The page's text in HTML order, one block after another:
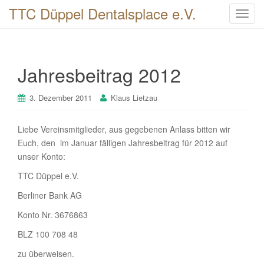
T
TTC Düppel Dentalsplace e.V.
Jahresbeitrag 2012
3. Dezember 2011 Klaus Lietzau
Liebe Vereinsmitglieder, aus gegebenen Anlass bitten wir
Euch, den im Januar fälligen Jahresbeitrag für 2012 auf
unser Konto:
TTC Düppel e.V.
Berliner Bank AG
Konto Nr. 3676863
BLZ 100 708 48
zu überweisen.